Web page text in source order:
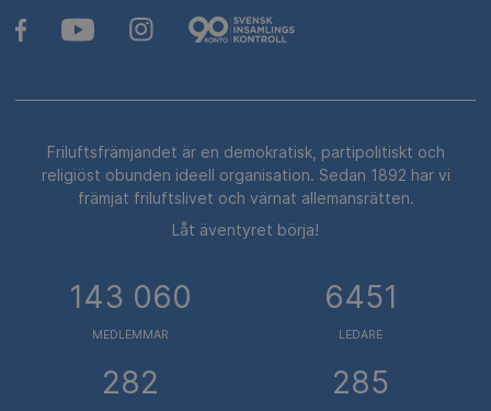
Friluftsfrämjandet är en demokratisk, partipolitiskt och
religiöst obunden ideell organisation. Sedan 1892 har vi
främjat friluftslivet och värnat allemansrätten.
Låt äventyret börja!
143 060
MEDLEMMAR
6451
LEDARE
282 285